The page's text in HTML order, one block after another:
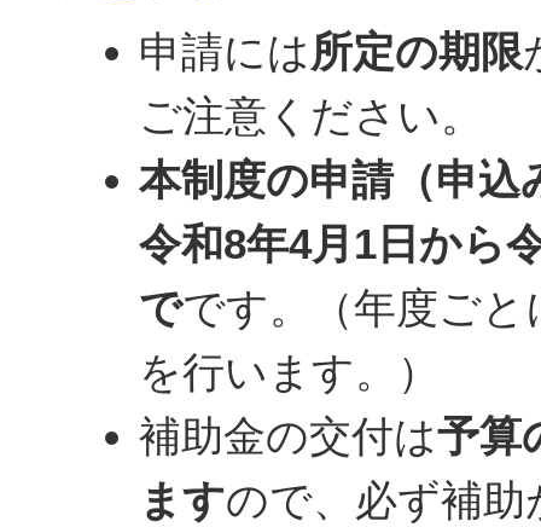
申請には所定の期限
ご注意ください。
本制度の申請（申込
令和8年4月1日から
でです。（年度ごと
を行います。）
補助金の交付は予算
ますので、必ず補